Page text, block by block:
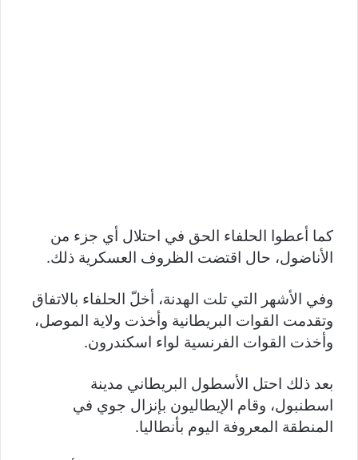
كما أعطوا الحلفاء الحق في احتلال أي جزء من
الأناضول، حال اقتضت الظروف العسكرية ذلك.
وفي الأشهر التي تلت الهدنة، أخلّ الحلفاء بالاتفاق
وتقدمت القوات البريطانية وأخذت ولاية الموصل،
وأخذت القوات الفرنسية لواء اسكندرون.
بعد ذلك احتل الأسطول البريطاني مدينة
اسطنبول، وقام الإيطاليون بإنزال جوي في
المنطقة المعروفة اليوم بأنطاليا.